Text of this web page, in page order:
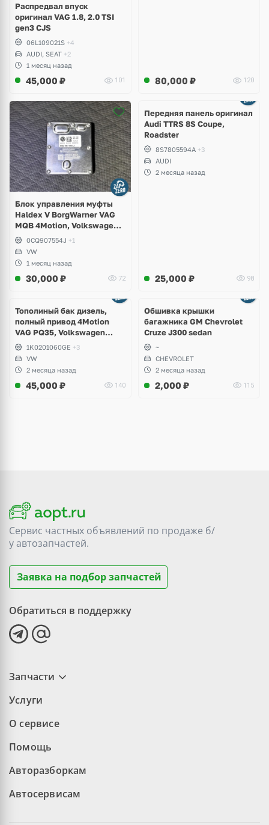
Распредвал впуск
оригинал VAG 1.8, 2.0 TSI
gen3 CJS
06L109021S +4
AUDI, SEAT +2
1 месяц назад
45,000 ₽ 101 80,000 ₽ 120
Блок управления муфты
Haldex V BorgWarner VAG
MQB 4Motion, Volkswagen
Tiguan
0CQ907554J +1
VW
1 месяц назад
30,000 ₽ 72
2 фото
Передняя панель оригинал
Audi TTRS 8S Coupe,
Roadster
8S7805594A +3
AUDI
2 месяца назад
25,000 ₽ 98
Тополиный бак дизель,
полный привод 4Motion
VAG PQ35, Volkswagen
Scirocco, Golf V, VI, Skoda
Yeti, Octavia A5, Superb,
Audi A3, Seat Altea
1K0201060GE +3
VW
2 месяца назад
45,000 ₽ 140
Обшивка крышки
багажника GM Chevrolet
Cruze J300 sedan
~
CHEVROLET
2 месяца назад
2,000 ₽ 115
Сервис частных объявлений по продаже б/
уавтозапчастей.
Заявка на подбор запчастей
Обратиться в поддержку
Запчасти
Услуги
О сервисе
Помощь
Авторазборкам
Автосервисам